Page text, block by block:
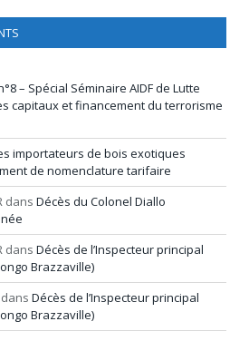
– Spécial Séminaire AIDF de Lutte
capitaux et financement du terrorisme
importateurs de bois exotiques
de nomenclature tarifaire
dans Décès du Colonel Diallo
dans Décès de l’Inspecteur principal
Brazzaville)
dans Décès de l’Inspecteur principal
Brazzaville)